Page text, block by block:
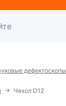
дефектоскопы
→ Чехол D12